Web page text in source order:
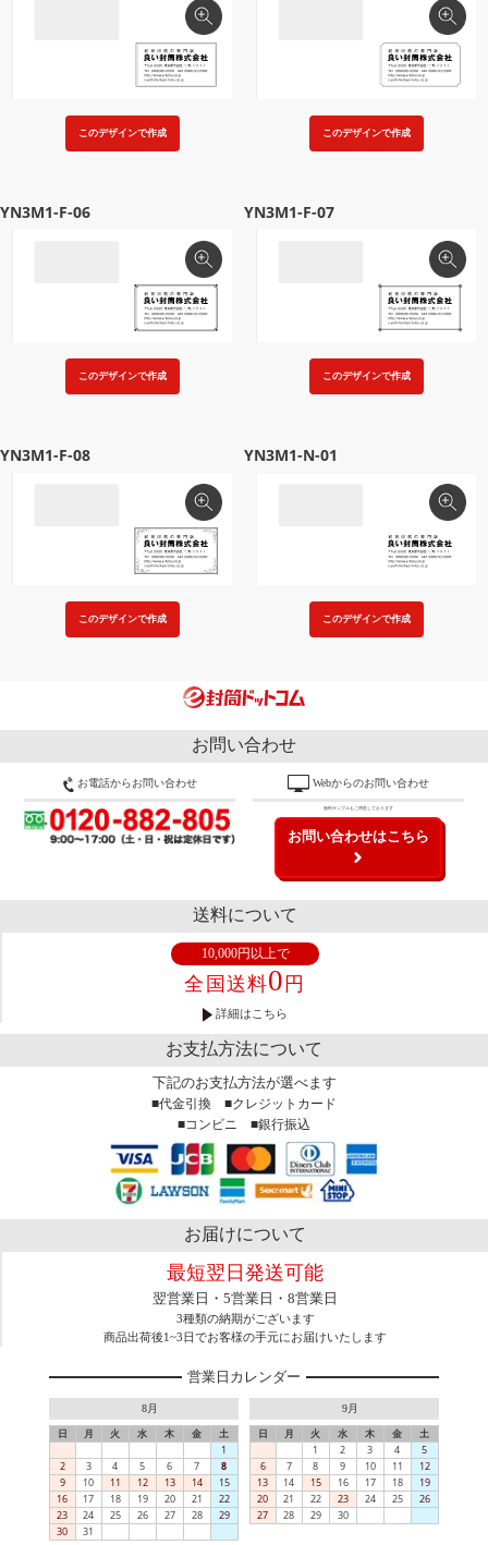
このデザインで作成 このデザインで作成
YN3M1-F-06
このデザインで作成
YN3M1-F-07
このデザインで作成
YN3M1-F-08
このデザインで作成
YN3M1-N-01
このデザインで作成
お問い合わせ
お電話からお問い合わせ Webからのお問い合わせ
無料サンプルもご用意しております
お問い合わせはこちら
送料について
10,000円以上で
全国送料0 円
詳細はこちら
お支払方法について
下記のお支払方法が選べます
■代金引換 ■クレジットカード
■コンビニ ■銀行振込
お届けについて
最短翌日発送可能
翌営業日・5営業日・8営業日
3種類の納期がございます
商品出荷後1~3日でお客様の手元にお届けいたします
営業日カレンダー
8月
日 月 火 水 木 金
土
1
2
3 4 5 6 7
8
9
10 11 12 13 14
15
16
17 18 19 20 21
22
23
24 25 26 27 28
29
30
31
9月
日 月 火 水 木 金
土
1
2 3 4
5
6
7 8 9 10 11
12
13
14 15 16 17 18
19
20
21 22 23 24 25
26
27
28 29 30